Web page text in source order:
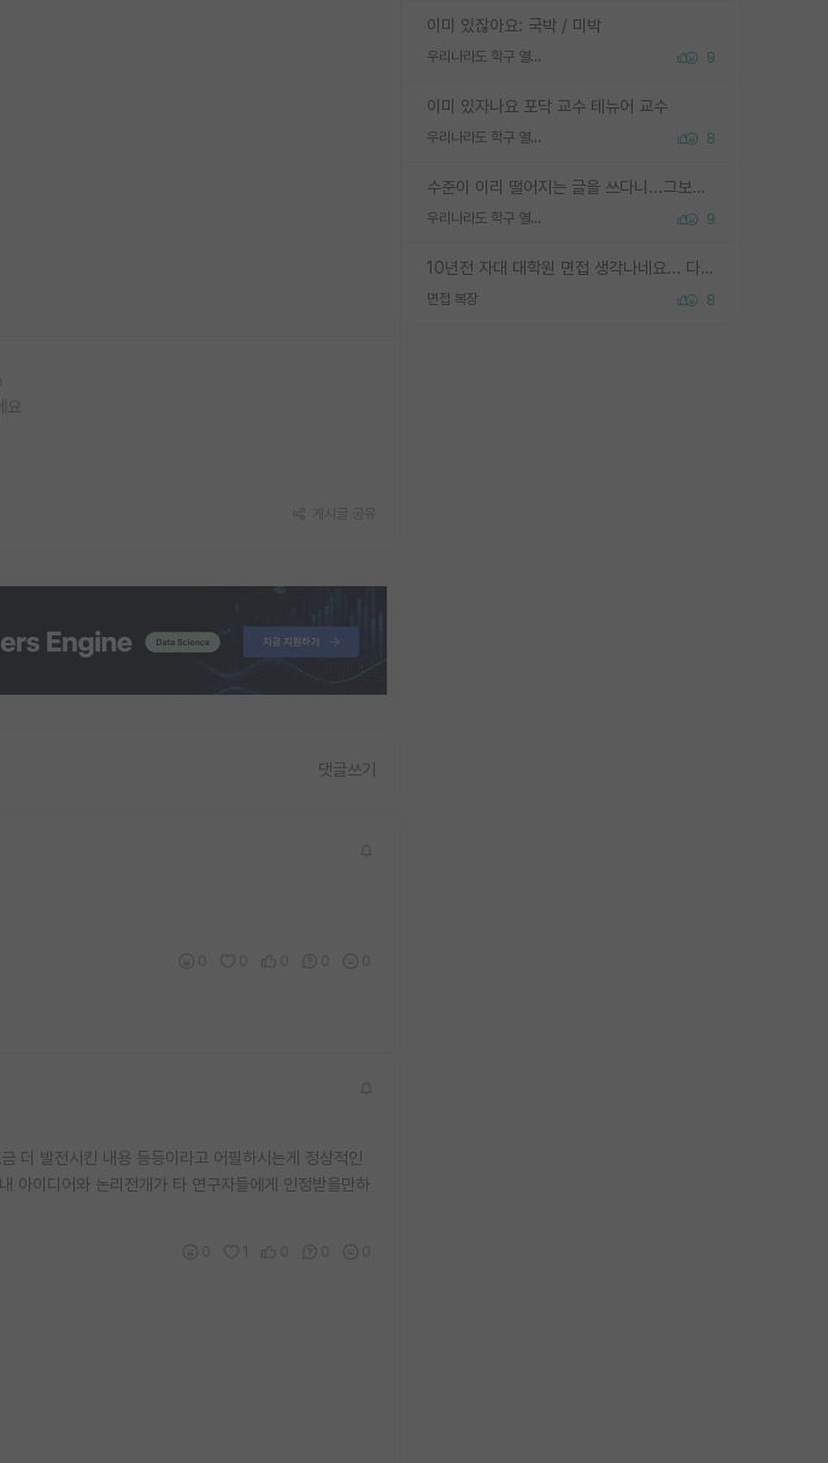
이미 있잖아요: 국박 / 미박
우리나라도 학구 열풍보면 Higher Doctorate 학위가 필요하다고 봅니다. 9
이미 있자나요 포닥 교수 테뉴어 교수
우리나라도 학구 열풍보면 Higher Doctorate 학위가 필요하다고 봅니다. 8
수준이 이리 떨어지는 글을 쓰다니...그보다 이런 헛소리에 정성들여 답변해주시는 분들에게 존경심 1 드림
우리나라도 학구 열풍보면 Higher Doctorate 학위가 필요하다고 봅니다. 9
10년전 자대 대학원 면접 생각나네요... 다들 양복에 넥타이까지 하고 갔더니, 국회의원 출마하냐고 놀리셨던. (면접질문내용: 증명사진에선 두상이 계란형인데, 실제론 그렇지 않다. 증명사진이 뭘 증명하고 있는거냐)ㅋㅋㅋㅋ
면접 복장 8
댓글쓰기
더 발전시킨 내용 등등이라고 어필하시는게 정상적인
아이디어와 논리전개가 타 연구자들에게 인정받을만하